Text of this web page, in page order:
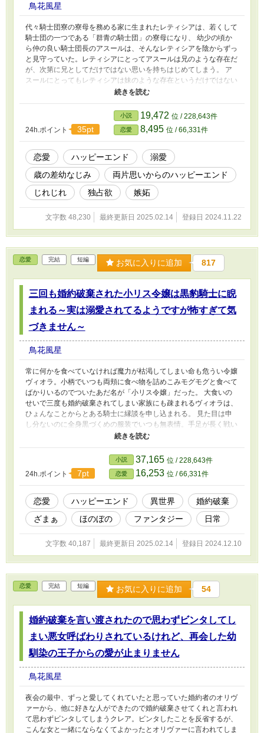
鳥花風星
代々騎士団寮の寮母を務める家に生まれたレティシアは、若くして
騎士団の一つである「群青の騎士団」の寮母になり、 幼少の頃か
ら仲の良い騎士団長のアスールは、そんなレティシアを陰からずっ
と見守っていた。レティシアにとってアスールは兄のような存在だ
が、次第に兄としてだけではない思いを持ちはじめてしまう。 ア
スールにとってもレティシアは妹のような存在というだけではない
ようで……。兄としてしか思われていないと思っているアスールは
レティシアへの思いを拗らせながらどんどん膨らませていく。 す
れ違う恋心、アスールとライバルの心理戦。拗らせ溺愛が激しい、
じれじれだけどハッピーエンドです。 ☆他投稿サイトにも掲載し
ています。 ☆番外編はアスールの同僚ノアールがメインの話にな
っています。
24h.ポイント 35pt
小説 19,472 位 / 228,643件
恋愛 8,495 位 / 66,331件
恋愛 ハッピーエンド
溺愛
歳の差幼なじみ
両片思いからのハッピーエンド
じれじれ
独占欲 嫉妬
文字数 48,230 最終更新日 2025.02.14 登録日 2024.11.22
恋愛 完結 短編 お気に入りに追加 817
三回も婚約破棄された小リス令嬢は黒豹騎士に睨
まれる～実は溺愛されてるようですが怖すぎて気
づきません～
鳥花風星
常に何かを食べていなければ魔力が枯渇してしまい命も危うい令嬢
ヴィオラ。小柄でいつも両頬に食べ物を詰めこみモグモグと食べて
ばかりいるのでついたあだ名が「小リス令嬢」だった。 大食いの
せいで三度も婚約破棄されてしまい家族にも疎まれるヴィオラは、
ひょんなことからとある騎士に縁談を申し込まれる。 見た目は申
し分ないのに全身黒づくめの服装でいつも無表情。手足が長く戦い
の際にとても俊敏なことからついたあだ名が「黒豹騎士」だ。 黒
豹に睨まれ怯える小リスだったが、どうやら睨まれているわけでは
ないようで…？ 対照的な二人が距離を縮めていくハッピーエンド
24h.ポイント
7pt
小説 37,165 位 / 228,643件
恋愛 16,253 位 / 66,331件
恋愛 ハッピーエンド 異世界
婚約破棄
ざまぁ
ほのぼの ファンタジー 日常
文字数 40,187 最終更新日 2025.02.14 登録日 2024.12.10
恋愛 完結 短編 お気に入りに追加 54
婚約破棄を言い渡されたので思わずビンタしてし
まい悪女呼ばわりされているけれど、再会した幼
馴染の王子からの愛が止まりません
鳥花風星
夜会の最中、ずっと愛してくれていたと思っていた婚約者のオリヴ
ァーから、他に好きな人ができたので婚約破棄させてくれと言われ
て思わずビンタしてしまうクレア。ビンタしたことを反省するが、
こんな女と一緒にならなくてよかったとオリヴァーに言われてしま